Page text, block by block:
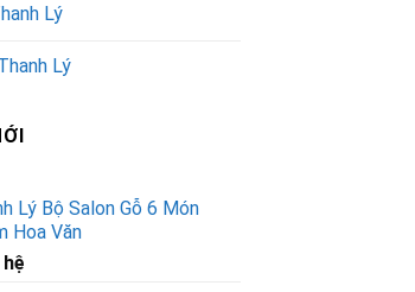
Lý
Lý
Lý Bộ Salon Gỗ 6 Món
Hoa Văn
hệ